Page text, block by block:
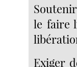
le faire
Exiger